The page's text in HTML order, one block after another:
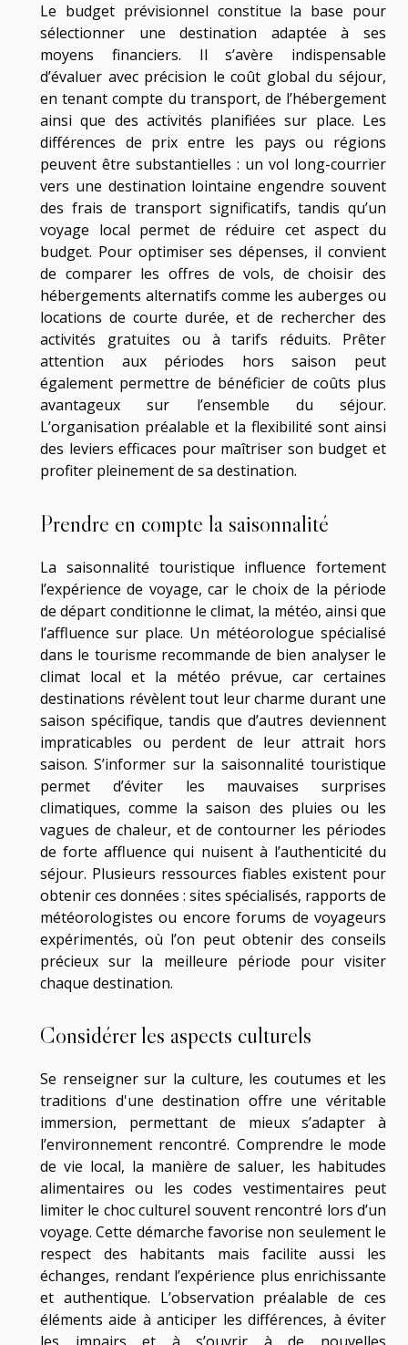
Le budget prévisionnel constitue la base pour
sélectionner une destination adaptée à ses
moyens financiers. Il s’avère indispensable
d’évaluer avec précision le coût global du séjour,
en tenant compte du transport, de l’hébergement
ainsi que des activités planifiées sur place. Les
différences de prix entre les pays ou régions
peuvent être substantielles : un vol long-courrier
vers une destination lointaine engendre souvent
des frais de transport significatifs, tandis qu’un
voyage local permet de réduire cet aspect du
budget. Pour optimiser ses dépenses, il convient
de comparer les offres de vols, de choisir des
hébergements alternatifs comme les auberges ou
locations de courte durée, et de rechercher des
activités gratuites ou à tarifs réduits. Prêter
attention aux périodes hors saison peut
également permettre de bénéficier de coûts plus
avantageux sur l’ensemble du séjour.
L’organisation préalable et la flexibilité sont ainsi
des leviers efficaces pour maîtriser son budget et
profiter pleinement de sa destination.
Prendre en compte la saisonnalité
La saisonnalité touristique influence fortement
l’expérience de voyage, car le choix de la période
de départ conditionne le climat, la météo, ainsi que
l’affluence sur place. Un météorologue spécialisé
dans le tourisme recommande de bien analyser le
climat local et la météo prévue, car certaines
destinations révèlent tout leur charme durant une
saison spécifique, tandis que d’autres deviennent
impraticables ou perdent de leur attrait hors
saison. S’informer sur la saisonnalité touristique
permet d’éviter les mauvaises surprises
climatiques, comme la saison des pluies ou les
vagues de chaleur, et de contourner les périodes
de forte affluence qui nuisent à l’authenticité du
séjour. Plusieurs ressources fiables existent pour
obtenir ces données : sites spécialisés, rapports de
météorologistes ou encore forums de voyageurs
expérimentés, où l’on peut obtenir des conseils
précieux sur la meilleure période pour visiter
chaque destination.
Considérer les aspects culturels
Se renseigner sur la culture, les coutumes et les
traditions d'une destination offre une véritable
immersion, permettant de mieux s’adapter à
l’environnement rencontré. Comprendre le mode
de vie local, la manière de saluer, les habitudes
alimentaires ou les codes vestimentaires peut
limiter le choc culturel souvent rencontré lors d’un
voyage. Cette démarche favorise non seulement le
respect des habitants mais facilite aussi les
échanges, rendant l’expérience plus enrichissante
et authentique. L’observation préalable de ces
éléments aide à anticiper les différences, à éviter